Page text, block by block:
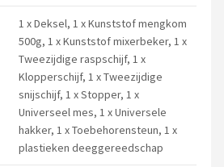
1 x Deksel, 1 x Kunststof mengkom
500g, 1 x Kunststof mixerbeker, 1 x
Tweezijdige raspschijf, 1 x
Klopperschijf, 1 x Tweezijdige
snijschijf, 1 x Stopper, 1 x
Universeel mes, 1 x Universele
hakker, 1 x Toebehorensteun, 1 x
plastieken deeggereedschap